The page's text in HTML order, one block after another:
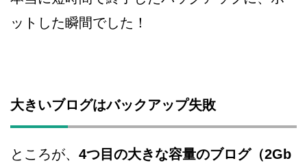
ットした瞬間でした！
大きいブログはバックアップ失敗
ところが、 4つ目の大きな容量のブログ（2Gb